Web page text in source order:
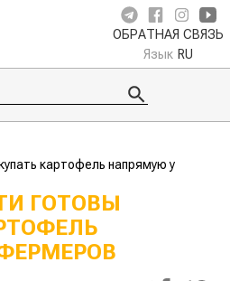
ОБРАТНАЯ СВЯЗЬ
Язык RU
картофель напрямую у
ГОТОВЫ